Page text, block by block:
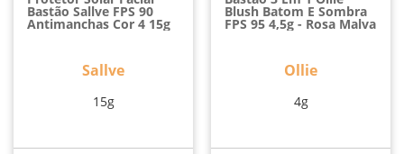
Bastão Sallve FPS 90
Antimanchas Cor 4 15g
Sallve
15g
Blush Batom E Sombra
FPS 95 4,5g - Rosa Malva
Ollie
4g